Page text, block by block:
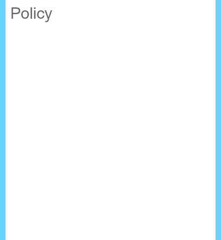
ระบบบริหารจัดการเว็บไซต์ (CMS) ด้วย Ajax โดยคนไทย
Policy